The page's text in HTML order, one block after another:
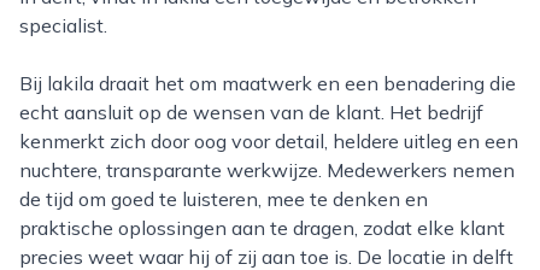
specialist.
Bij lakila draait het om maatwerk en een benadering die
echt aansluit op de wensen van de klant. Het bedrijf
kenmerkt zich door oog voor detail, heldere uitleg en een
nuchtere, transparante werkwijze. Medewerkers nemen
de tijd om goed te luisteren, mee te denken en
praktische oplossingen aan te dragen, zodat elke klant
precies weet waar hij of zij aan toe is. De locatie in delft